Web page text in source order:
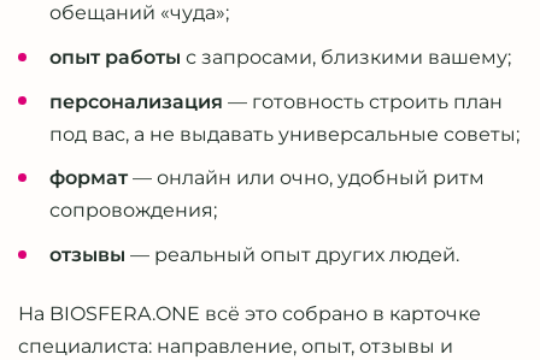
обещаний «чуда»;
опыт работы с запросами, близкими вашему;
персонализация — готовность строить план
под вас, а не выдавать универсальные советы;
формат— онлайн или очно, удобный ритм
сопровождения;
отзывы — реальный опыт других людей.
На BIOSFERA.ONE всё это собрано в карточке
специалиста: направление, опыт, отзывы и